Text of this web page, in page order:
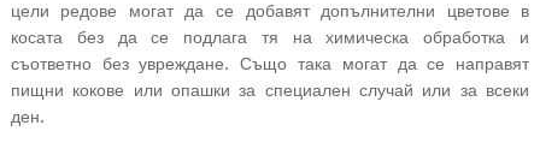
цели редове могат да се добавят допълнителни цветове в
косата без да се подлага тя на химическа обработка и
съответно без увреждане. Също така могат да се направят
пищни кокове или опашки за специален случай или за всеки
ден.